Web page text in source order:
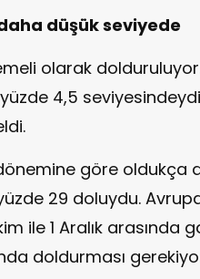
düşük seviyede
olarak dolduruluyor.
4,5
göre oldukça
29 doluydu.
ile 1 Aralık arasında
doldurması